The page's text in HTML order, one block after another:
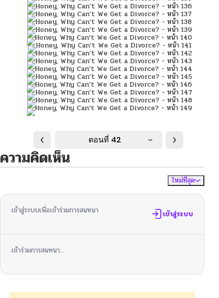
ตอนที่ 42
ความคิดเห็น
ใหม่ที่สุด
เข้าสู่ระบบเพื่อเข้าร่วมการสนทนา เข้าสู่ระบบ
เข้าร่วมการสนทนา...